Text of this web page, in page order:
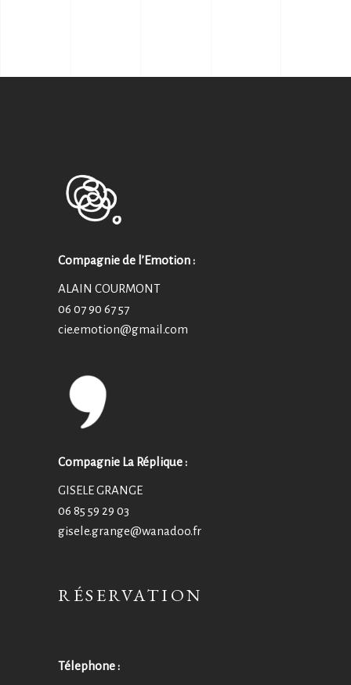
Compagnie de l’Emotion :
ALAIN COURMONT
06 07 90 67 57
cie.emotion@gmail.com
Compagnie La Réplique :
GISELE GRANGE
06 85 59 29 03
gisele.grange@wanadoo.fr
RÉSERVATION
Télephone :